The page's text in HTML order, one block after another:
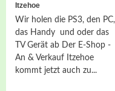
Itzehoe
Wir holen die PS3, den PC,
das Handy und oder das
TV Gerät ab Der E-Shop -
An & Verkauf Itzehoe
kommt jetzt auch zu...